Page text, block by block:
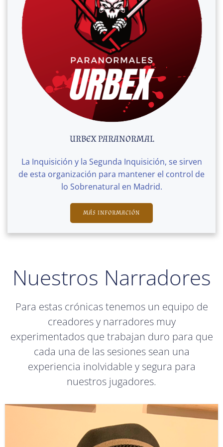
URBEX PARANORMAL
La Inquisición y la Segunda Inquisición, se sirven
de esta organización para mantener el control de
lo Sobrenatural en Madrid.
MÁS INFORMACIÓN
Nuestros Narradores
Para estas crónicas tenemos un equipo de
creadores y narradores muy
experimentados que trabajan duro para que
cada una de las sesiones sean una
experiencia inolvidable y segura para
nuestros jugadores.